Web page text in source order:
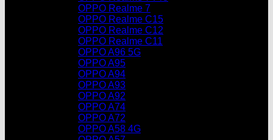
OPPO Realme 7
OPPO Realme C15
OPPO Realme C12
OPPO Realme C11
OPPO A96 5G
OPPO A95
OPPO A94
OPPO A93
OPPO A92
OPPO A74
OPPO A72
OPPO A58 4G